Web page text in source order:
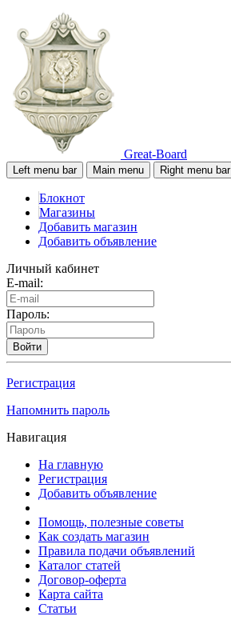
Great-Board
Left menu bar Main menu Right menu bar
Блокнот
Магазины
Добавить магазин
Добавить объявление
Личный кабинет
E-mail:
Пароль:
Войти
Регистрация
Напомнить пароль
Навигация
На главную
Регистрация
Добавить объявление
Помощь, полезные советы
Как создать магазин
Правила подачи объявлений
Каталог статей
Договор-оферта
Карта сайта
Статьи